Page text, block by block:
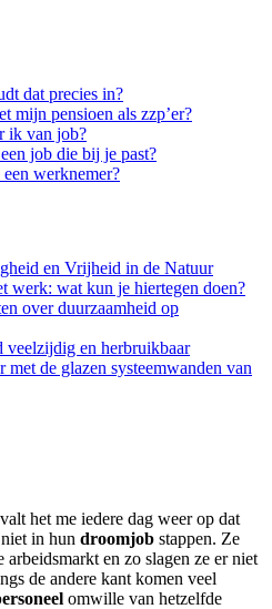
dat precies in?
mijn pensioen als zzp’er?
ik van job?
job die bij je past?
werknemer?
en Vrijheid in de Natuur
werk: wat kun je hiertegen doen?
over duurzaamheid op
veelzijdig en herbruikbaar
de glazen systeemwanden van
het me iedere dag weer op dat
in hun droomjob stappen. Ze
en zo slagen ze er niet
de andere kant komen veel
omwille van hetzelfde